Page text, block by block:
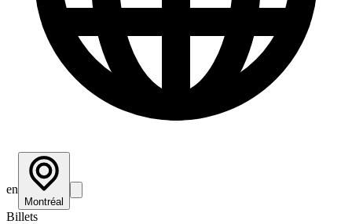
en
Montréal
Billets